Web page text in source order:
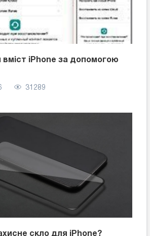
вміст iPhone за допомогою
31289
скло для iPhone?